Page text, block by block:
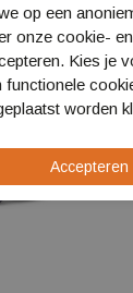
op een
onze cookie-
Kies je
functionele
worden